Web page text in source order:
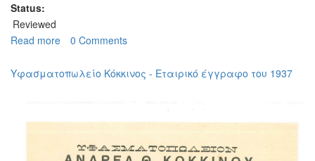
Status:
Reviewed
Read more about
Μεταφορών
Λευκαρίτης
έγγραφο
1957
0 Comments
Υφασματοπωλείο Κόκκινος - Εταιρικό έγγραφο του 1937